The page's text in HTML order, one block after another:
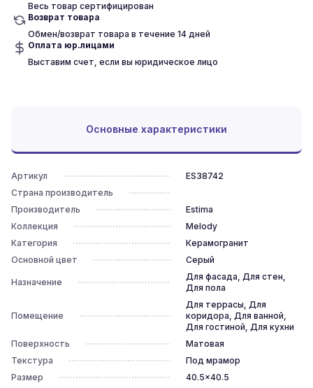
Весь товар сертифицирован
Возврат товара
Обмен/возврат товара в течение 14 дней
Оплата юр.лицами
Выставим счет, если вы юридическое лицо
Основные характеристики
Артикул
ES38742
Страна производитель
Производитель
Estima
Коллекция
Melody
Категория
Керамогранит
Основной цвет
Серый
Назначение
Для фасада, Для стен,
Для пола
Помещение
Для террасы, Для
коридора, Для ванной,
Для гостиной, Для кухни
Поверхность
Матовая
Текстура
Под мрамор
Размер
40.5x40.5